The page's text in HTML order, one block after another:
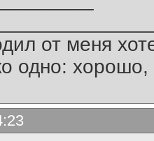
от меня
одно: